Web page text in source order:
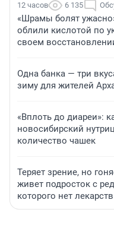
12 часов 6 135
«Шрамы болят
облили кислотой по
своем
Одна банка — три
зиму для жителей
«Вплоть до диареи»:
новосибирский
количество чашек
Теряет зрение, но
живет подросток с
которого нет лекарств